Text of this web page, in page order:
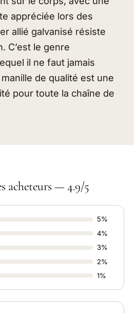
appréciée lors des
allié galvanisé résiste
C’est le genre
il ne faut jamais
de qualité est une
pour toute la chaîne de
acheteurs — 4.9/5
5%
4%
3%
2%
1%